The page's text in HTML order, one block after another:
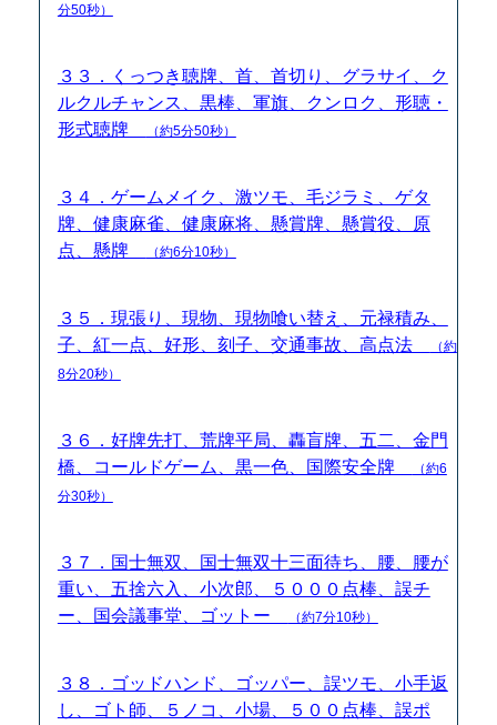
分50秒）
３３．くっつき聴牌、首、首切り、グラサイ、ク
ルクルチャンス、黒棒、軍旗、クンロク、形聴・
形式聴牌
（約5分50秒）
３４．ゲームメイク、激ツモ、毛ジラミ、ゲタ
牌、健康麻雀、健康麻将、懸賞牌、懸賞役、原
点、懸牌
（約6分10秒）
３５．現張り、現物、現物喰い替え、元禄積み、
子、紅一点、好形、刻子、交通事故、高点法
（約
8分20秒）
３６．好牌先打、荒牌平局、轟盲牌、五二、金門
橋、コールドゲーム、黒一色、国際安全牌
（約6
分30秒）
３７．国士無双、国士無双十三面待ち、腰、腰が
重い、五捨六入、小次郎、５０００点棒、誤チ
ー、国会議事堂、ゴットー
（約7分10秒）
３８．ゴッドハンド、ゴッパー、誤ツモ、小手返
し、ゴト師、５ノコ、小場、５００点棒、誤ポ